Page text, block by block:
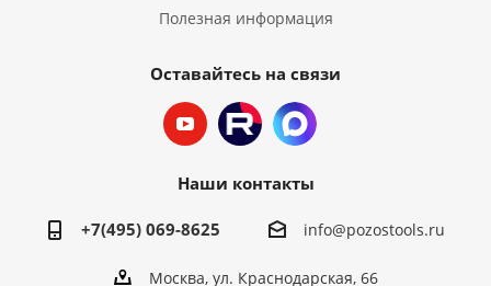
Полезная информация
Оставайтесь на связи
Наши контакты
+7(495) 069-8625 info@pozostools.ru
Москва, ул. Краснодарская, 66